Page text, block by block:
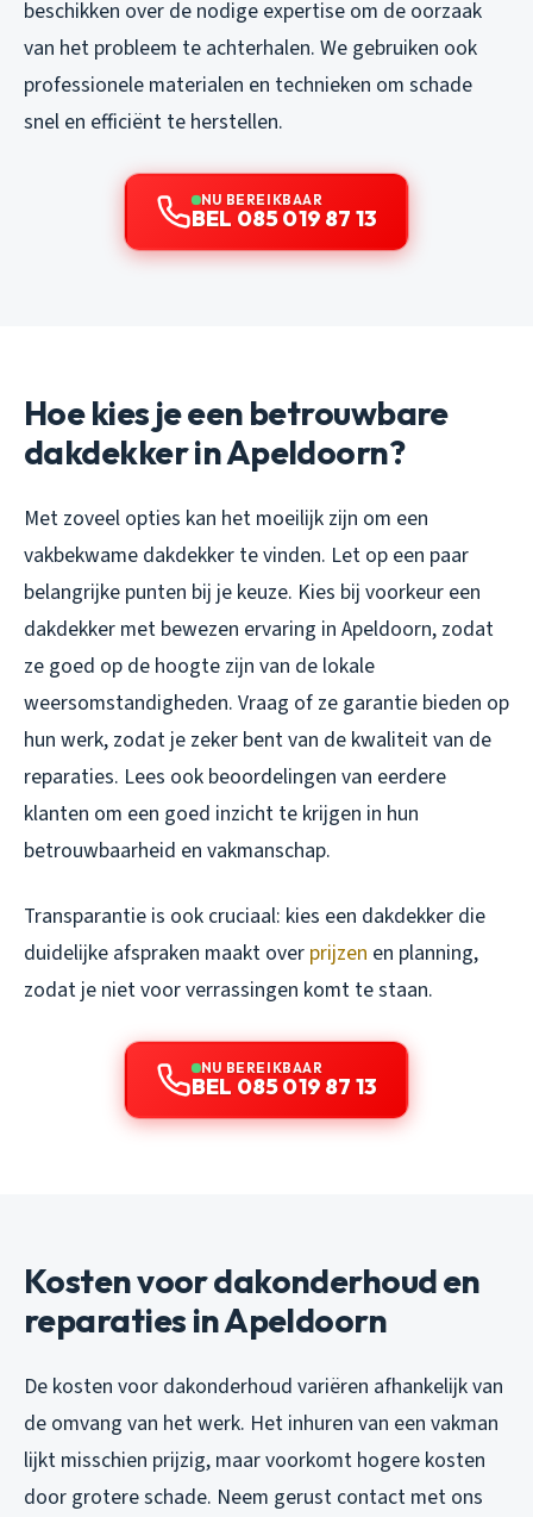
beschikken over de nodige expertise om de oorzaak
van het probleem te achterhalen. We gebruiken ook
professionele materialen en technieken om schade
snel en efficiënt te herstellen.
NU BEREIKBAAR
BEL 085 019 87 13
Hoe kies je een betrouwbare
dakdekker in Apeldoorn?
Met zoveel opties kan het moeilijk zijn om een
vakbekwame dakdekker te vinden. Let op een paar
belangrijke punten bij je keuze. Kies bij voorkeur een
dakdekker met bewezen ervaring in Apeldoorn, zodat
ze goed op de hoogte zijn van de lokale
weersomstandigheden. Vraag of ze garantie bieden op
hun werk, zodat je zeker bent van de kwaliteit van de
reparaties. Lees ook beoordelingen van eerdere
klanten om een goed inzicht te krijgen in hun
betrouwbaarheid en vakmanschap.
Transparantie is ook cruciaal: kies een dakdekker die
duidelijke afspraken maakt over prijzen en planning,
zodat je niet voor verrassingen komt te staan.
NU BEREIKBAAR
BEL 085 019 87 13
Kosten voor dakonderhoud en
reparaties in Apeldoorn
De kosten voor dakonderhoud variëren afhankelijk van
de omvang van het werk. Het inhuren van een vakman
lijkt misschien prijzig, maar voorkomt hogere kosten
door grotere schade. Neem gerust contact met ons